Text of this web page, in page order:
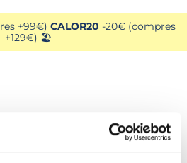
+99€) CALOR20 -20€ (compres
+129€) 🏖️